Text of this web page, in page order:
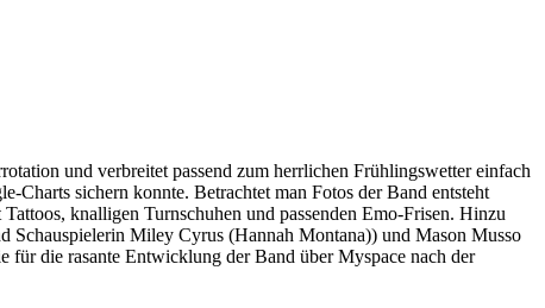
und verbreitet passend zum herrlichen Frühlingswetter einfach
Charts sichern konnte. Betrachtet man Fotos der Band entsteht
knalligen Turnschuhen und passenden Emo-Frisen. Hinzu
Schauspielerin Miley Cyrus (Hannah Montana)) und Mason Musso
die rasante Entwicklung der Band über Myspace nach der